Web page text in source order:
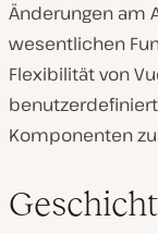
Änderungen am
wesentlichen
Flexibilität von
Komponenten